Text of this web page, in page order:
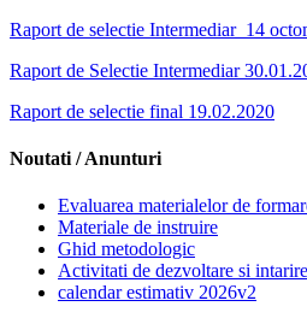
Raport de selectie Intermediar 14
Raport de Selectie Intermediar
Raport de selectie final 19.02.2020
Noutati / Anunturi
Evaluarea materialelor de
Materiale de instruire
Ghid metodologic
Activitati de dezvoltare si
calendar estimativ 2026v2